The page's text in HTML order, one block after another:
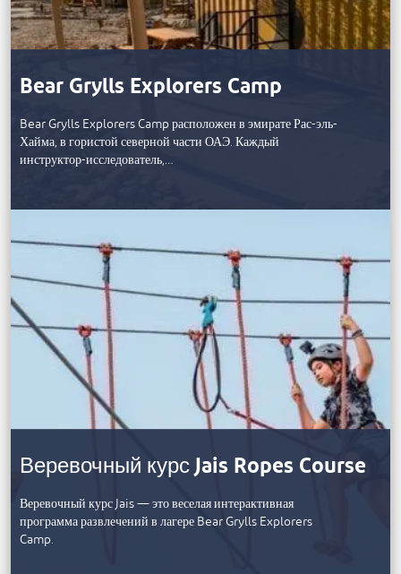
Bear Grylls Explorers Camp
Bear Grylls Explorers Camp расположен в эмирате Рас-эль-
Хайма, в гористой северной части ОАЭ. Каждый
инструктор-исследователь,…
Веревочный курс Jais Ropes Course
Веревочный курс Jais — это веселая интерактивная
программа развлечений в лагере Bear Grylls Explorers
Camp.